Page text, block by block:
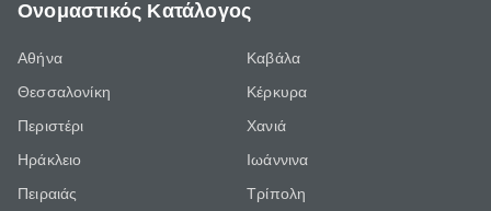
Ονομαστικός Κατάλογος
Αθήνα
Θεσσαλονίκη
Περιστέρι
Ηράκλειο
Πειραιάς
Καβάλα
Κέρκυρα
Χανιά
Ιωάννινα
Τρίπολη